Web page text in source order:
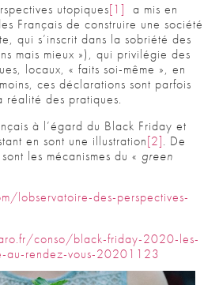
utopiques[1] a mis en
Français de construire une société
qui s’inscrit dans la sobriété des
mais mieux »), qui privilégie des
locaux, « faits soi-même », en
ces déclarations sont parfois
réalité des pratiques.
à l’égard du Black Friday et
en sont une illustration[2]. De
les mécanismes du « green
lobservatoire-des-perspectives-
conso/black-friday-2020-les-
au-rendez-vous-20201123